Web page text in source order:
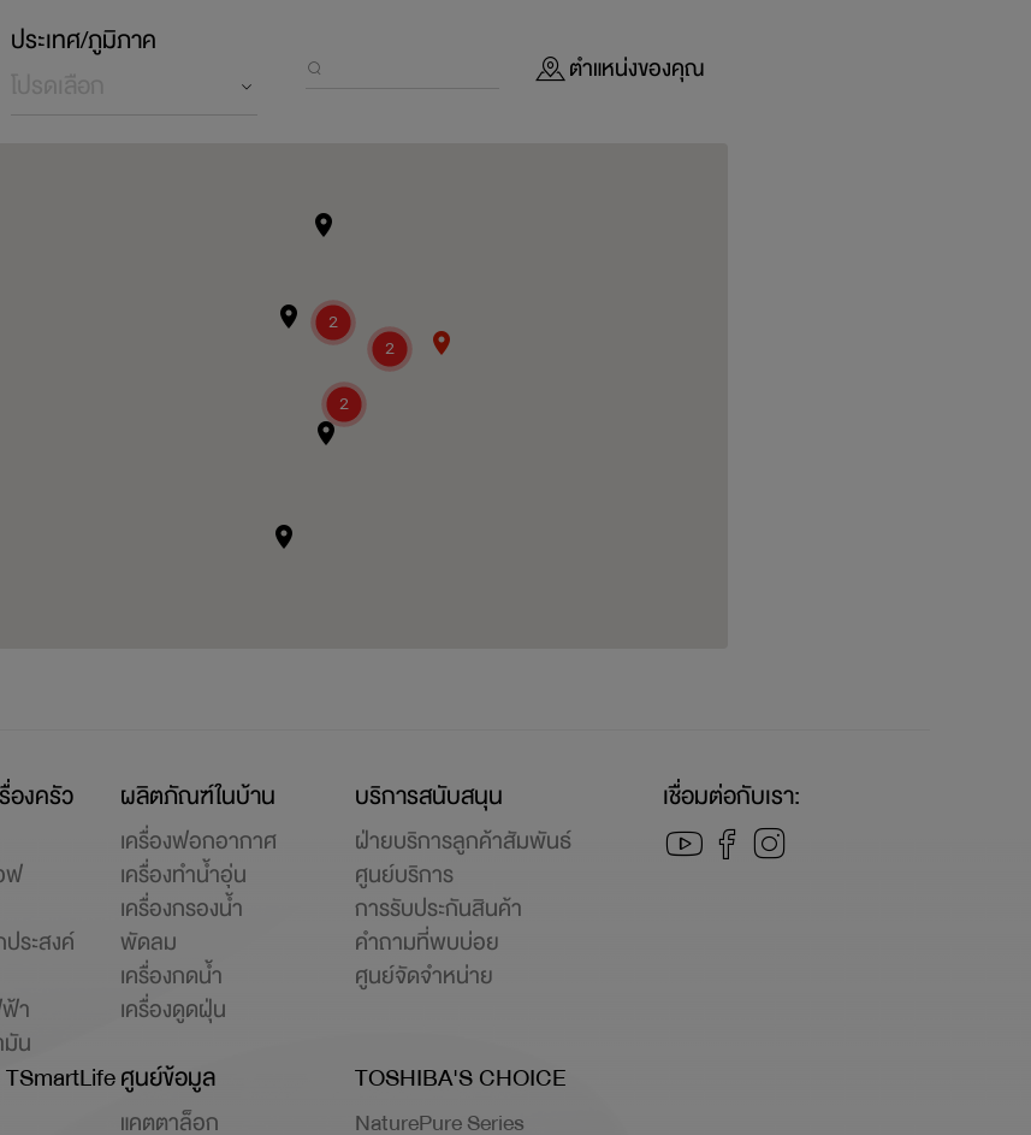
ประเทศ/ภูมิภาค
ตำแหน่งของคุณ
งครัว
ฟ
ระสงค์
า
น
ผลิตภัณฑ์ในบ้าน
เครื่องฟอกอากาศ
เครื่องทำน้ำอุ่น
เครื่องกรองน้ำ
พัดลม
เครื่องกดน้ำ
เครื่องดูดฝุ่น
บริการสนับสนุน
ฝ่ายบริการลูกค้าสัมพันธ์
ศูนย์บริการ
การรับประกันสินค้า
คำถามที่พบบ่อย
ศูนย์จัดจำหน่าย
ศูนย์ข้อมูล
แคตตาล็อก
TOSHIBA'S CHOICE
NaturePure Series
เชื่อมต่อกับเรา: